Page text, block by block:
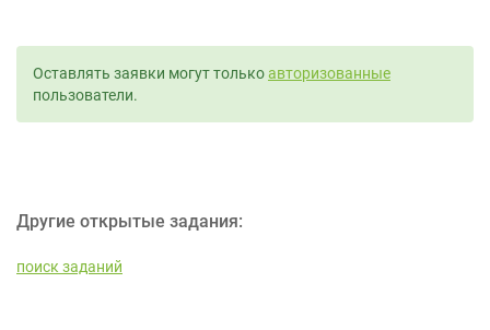
Оставлять заявки могут толькоавторизованные
пользователи.
Другие открытые задания:
поиск заданий